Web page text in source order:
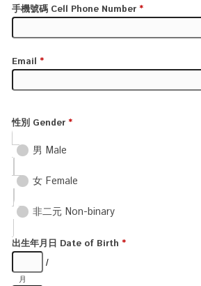
手機號碼 Cell Phone Number *
Email *
性別 Gender *
男 Male
女 Female
非二元 Non-binary
出生年月日 Date of Birth *
/
月